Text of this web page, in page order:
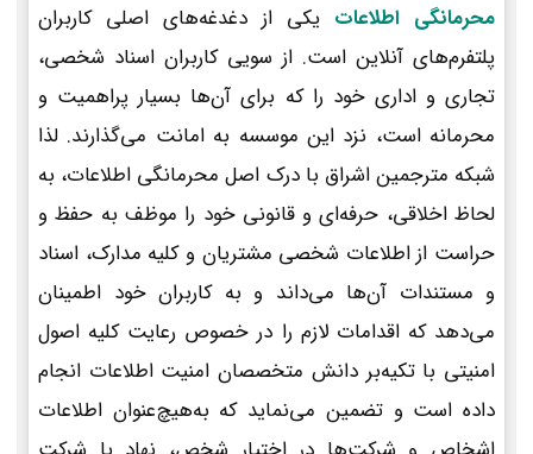
محرمانگی اطلاعات یکی از دغدغه‌های اصلی کاربران
پلتفرم‌های آنلاین است. از سویی کاربران اسناد شخصی،
تجاری و اداری خود را که برای آن‌ها بسیار پراهمیت و
محرمانه است، نزد این موسسه به امانت می‌گذارند. لذا
شبکه مترجمین اشراق با درک اصل محرمانگی اطلاعات، به
لحاظ اخلاقی، حرفه‌ای و قانونی خود را موظف به حفظ و
حراست از اطلاعات شخصی مشتریان و کلیه مدارک، اسناد
و مستندات آن‌ها می‌داند و به کاربران خود اطمینان
می‌دهد که اقدامات لازم را در خصوص رعایت کلیه اصول
امنیتی با تکیه‌بر دانش متخصصان امنیت اطلاعات انجام
داده است و تضمین می‌نماید که به‌هیچ‌عنوان اطلاعات